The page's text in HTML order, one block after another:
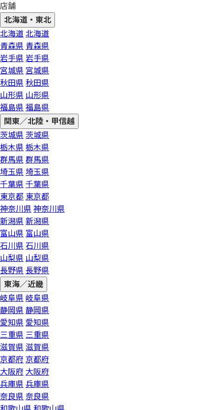
店舗
北海道・東北
北海道 北海道
青森県 青森県
岩手県 岩手県
宮城県 宮城県
秋田県 秋田県
山形県 山形県
福島県 福島県
関東／北陸・甲信越
茨城県 茨城県
栃木県 栃木県
群馬県 群馬県
埼玉県 埼玉県
千葉県 千葉県
東京都 東京都
神奈川県 神奈川県
新潟県 新潟県
富山県 富山県
石川県 石川県
山梨県 山梨県
長野県 長野県
東海／近畿
岐阜県 岐阜県
静岡県 静岡県
愛知県 愛知県
三重県 三重県
滋賀県 滋賀県
京都府 京都府
大阪府 大阪府
兵庫県 兵庫県
奈良県 奈良県